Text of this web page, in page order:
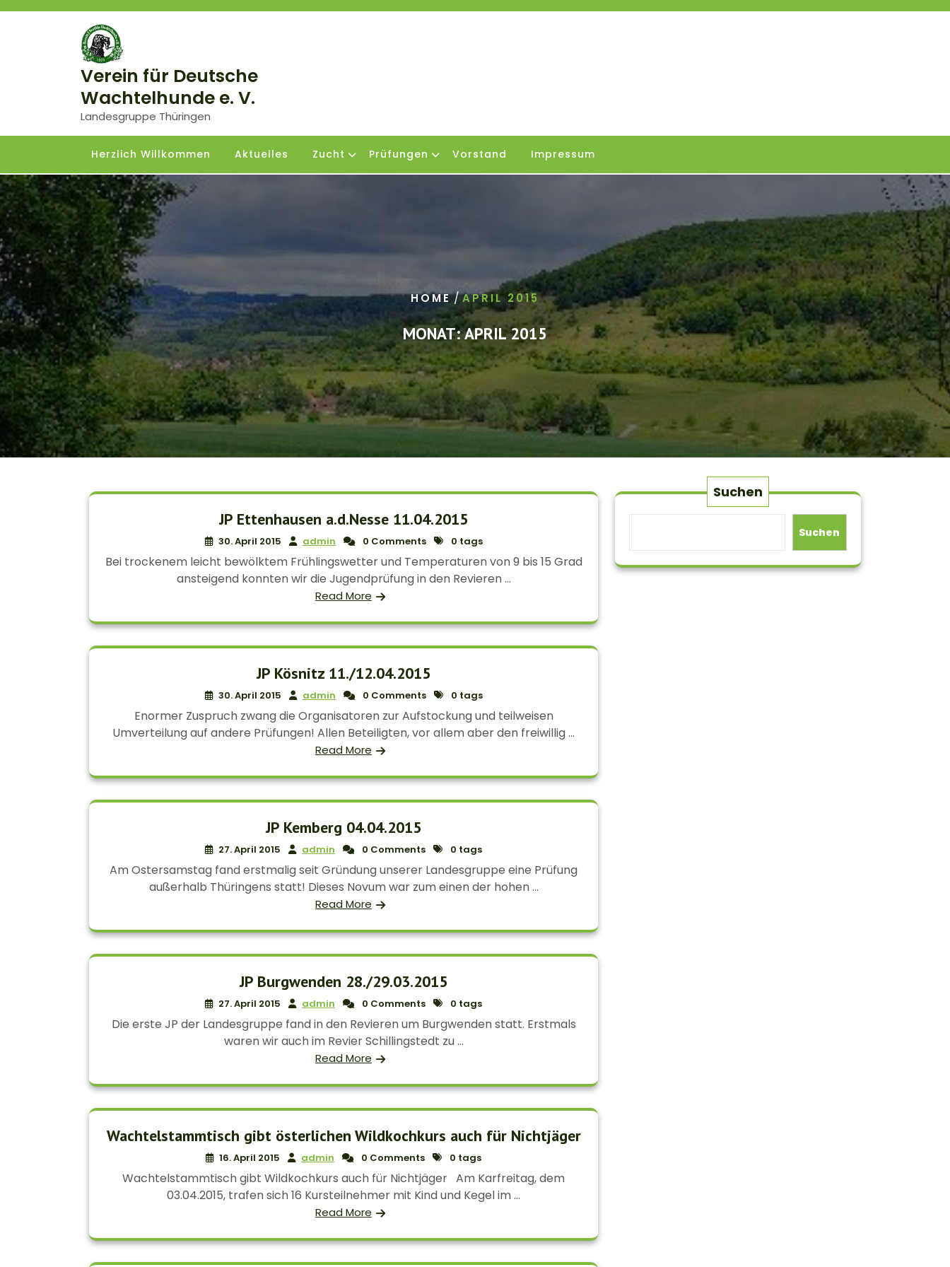
Skip
Verein für Deutsche
Wachtelhunde e. V.
Landesgruppe Thüringen
Herzlich Willkommen Aktuelles Zucht Prüfungen Vorstand Impressum
HOME/APRIL 2015
MONAT:APRIL 2015
JP Ettenhausen a.d.Nesse 11.04.2015
30. April 2015 admin 0 Comments 0 tags
Bei trockenem leicht bewölktem Frühlingswetter und Temperaturen von 9 bis 15 Grad
ansteigend konnten wir die Jugendprüfung in den Revieren ...
Read More
JP Kösnitz 11./12.04.2015
30. April 2015 admin 0 Comments 0 tags
Enormer Zuspruch zwang die Organisatoren zur Aufstockung und teilweisen
Umverteilung auf andere Prüfungen! Allen Beteiligten, vor allem aber den freiwillig ...
Read More
JP Kemberg 04.04.2015
27. April 2015 admin 0 Comments 0 tags
Am Ostersamstag fand erstmalig seit Gründung unserer Landesgruppe eine Prüfung
außerhalb Thüringens statt! Dieses Novum war zum einen der hohen ...
Read More
JP Burgwenden 28./29.03.2015
27. April 2015 admin 0 Comments 0 tags
Die erste JP der Landesgruppe fand in den Revieren um Burgwenden statt. Erstmals
waren wir auch im Revier Schillingstedt zu ...
Read More
Wachtelstammtisch gibt österlichen Wildkochkurs auch für Nichtjäger
16. April 2015 admin 0 Comments 0 tags
Wachtelstammtisch gibt Wildkochkurs auch für Nichtjäger Am Karfreitag, dem
03.04.2015, trafen sich 16 Kursteilnehmer mit Kind und Kegel im ...
Read More
Suchen
Suchen